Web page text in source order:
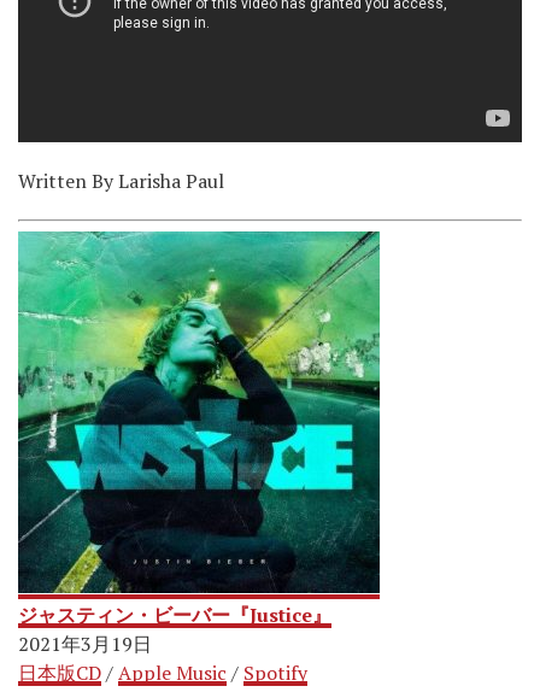
Written ByLarisha Paul
ジャスティン・ビーバー『Justice』
2021年3月19日
日本版CD/Apple Music / Spotify